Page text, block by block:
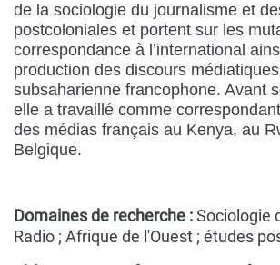
de la sociologie du journalisme et
postcoloniales et portent sur les
correspondance à l’international
production des discours
subsaharienne francophone. Avant
elle a travaillé comme
des médias français au Kenya, au
Belgique.
Domaines de recherche :Sociologie
Radio ; Afrique de l'Ouest ; études